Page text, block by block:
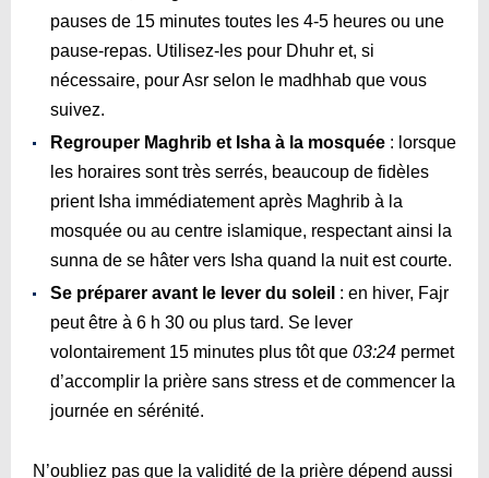
pauses de 15 minutes toutes les 4-5 heures ou une
pause-repas. Utilisez-les pour Dhuhr et, si
nécessaire, pour Asr selon le madhhab que vous
suivez.
Regrouper Maghrib et Isha à la mosquée : lorsque
les horaires sont très serrés, beaucoup de fidèles
prient Isha immédiatement après Maghrib à la
mosquée ou au centre islamique, respectant ainsi la
sunna de se hâter vers Isha quand la nuit est courte.
Se préparer avant le lever du soleil : en hiver, Fajr
peut être à 6 h 30 ou plus tard. Se lever
volontairement 15 minutes plus tôt que 03:24 permet
d’accomplir la prière sans stress et de commencer la
journée en sérénité.
N’oubliez pas que la validité de la prière dépend aussi